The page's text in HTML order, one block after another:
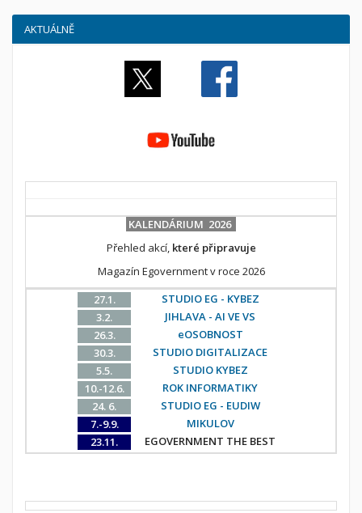
AKTUÁLNĚ
KALENDÁRIUM 2026
Přehled akcí, které připravuje
Magazín Egovernment v roce 2026
27.1.
STUDIO EG - KYBEZ
3.2.
JIHLAVA - AI VE VS
26.3.
eOSOBNOST
30.3.
STUDIO DIGITALIZACE
5.5.
STUDIO KYBEZ
10.-12.6.
ROK INFORMATIKY
24. 6.
STUDIO EG - EUDIW
7.-9.9.
MIKULOV
23.11.
EGOVERNMENT THE BEST